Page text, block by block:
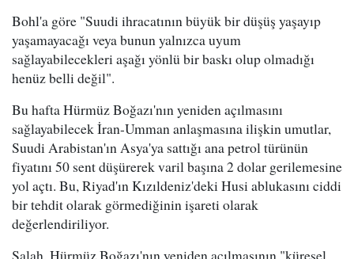
Bohl'a göre "Suudi ihracatının büyük bir düşüş yaşayıp
yaşamayacağı veya bunun yalnızca uyum
sağlayabilecekleri aşağı yönlü bir baskı olup olmadığı
henüz belli değil".
Bu hafta Hürmüz Boğazı'nın yeniden açılmasını
sağlayabilecek İran-Umman anlaşmasına ilişkin umutlar,
Suudi Arabistan'ın Asya'ya sattığı ana petrol türünün
fiyatını 50 sent düşürerek varil başına 2 dolar gerilemesine
yol açtı. Bu, Riyad'ın Kızıldeniz'deki Husi ablukasını ciddi
bir tehdit olarak görmediğinin işareti olarak
değerlendiriliyor.
Salah, Hürmüz Boğazı'nın yeniden açılmasının "küresel